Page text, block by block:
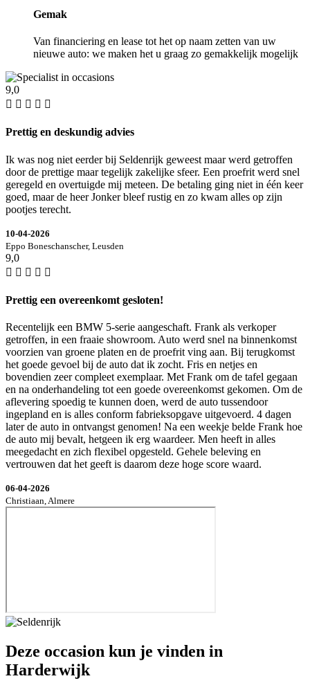
Gemak
Van financiering en lease tot het op naam zetten van uw
nieuwe auto: we maken het u graag zo gemakkelijk mogelijk
9,0
Prettig en deskundig advies
Ik was nog niet eerder bij Seldenrijk geweest maar werd getroffen
door de prettige maar tegelijk zakelijke sfeer. Een proefrit werd snel
geregeld en overtuigde mij meteen. De betaling ging niet in één keer
goed, maar de heer Jonker bleef rustig en zo kwam alles op zijn
pootjes terecht.
10-04-2026
Eppo Boneschanscher, Leusden
9,0
Prettig een overeenkomt gesloten!
Recentelijk een BMW 5-serie aangeschaft. Frank als verkoper
getroffen, in een fraaie showroom. Auto werd snel na binnenkomst
voorzien van groene platen en de proefrit ving aan. Bij terugkomst
het goede gevoel bij de auto dat ik zocht. Fris en netjes en
bovendien zeer compleet exemplaar. Met Frank om de tafel gegaan
en na onderhandeling tot een goede overeenkomst gekomen. Om de
aflevering spoedig te kunnen doen, werd de auto tussendoor
ingepland en is alles conform fabrieksopgave uitgevoerd. 4 dagen
later de auto in ontvangst genomen! Na een weekje belde Frank hoe
de auto mij bevalt, hetgeen ik erg waardeer. Men heeft in alles
meegedacht en zich flexibel opgesteld. Gehele beleving en
vertrouwen dat het geeft is daarom deze hoge score waard.
06-04-2026
Christiaan, Almere
Deze occasion kun je vinden in
Harderwijk